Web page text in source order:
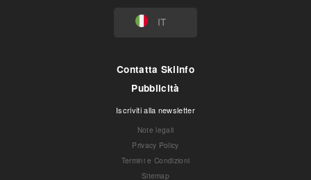
IT
Contatta Skiinfo
Pubblicità
Iscriviti alla newsletter
Note legali
Privacy Policy
Termini e Condizioni
Sitemap